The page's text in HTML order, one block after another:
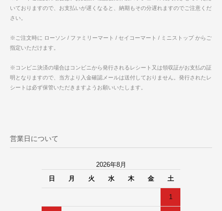
いておりますので、お支払いが遅くなると、納期もその分遅れますのでご注意くだ
さい。
※ご注文時に ローソン / ファミリーマート / セイコーマート / ミニストップ からご
指定いただけます。
※コンビニ決済の場合はコンビニから発行されるレシート又は領収証がお支払の証
明となりますので、当方より入金確認メールは送付しておりません。発行されたレ
シートは必ず保管いただきますようお願いいたします。
営業日について
2026年8月
日
月 火 水 木 金 土
1